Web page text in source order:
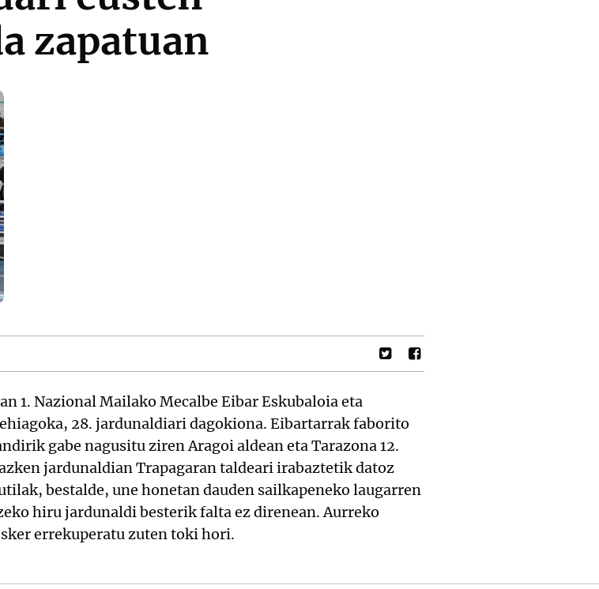
zapatuan
1. Nazional Mailako Mecalbe Eibar Eskubaloia eta
28. jardunaldiari dagokiona. Eibartarrak faborito
gabe nagusitu ziren Aragoi aldean eta Tarazona 12.
jardunaldian Trapagaran taldeari irabaztetik datoz
bestalde, une honetan dauden sailkapeneko laugarren
hiru jardunaldi besterik falta ez direnean. Aurreko
errekuperatu zuten toki hori.